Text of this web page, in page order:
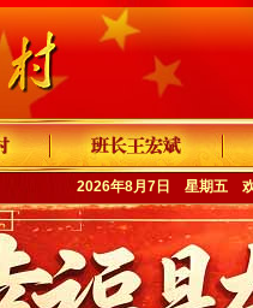
2026年8月7日 星期五